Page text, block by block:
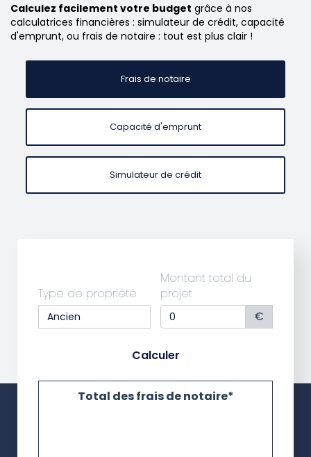
Calculez facilement votre budget grâce à nos
calculatrices financières : simulateur de crédit, capacité
d'emprunt, ou frais de notaire : tout est plus clair !
Frais de notaire
Capacité d'emprunt
Simulateur de crédit